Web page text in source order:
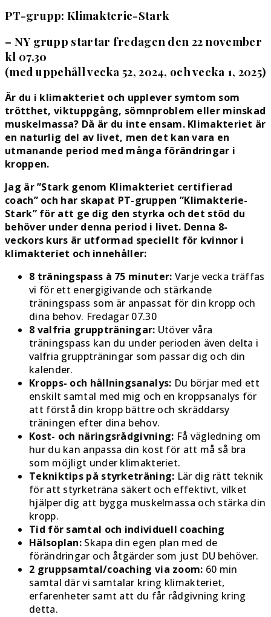
PT-grupp: Klimakterie-Stark
– NY grupp startar fredagen den 22 november
kl 07.30
(med uppehåll vecka 52, 2024, och vecka 1, 2025)
Är du i klimakteriet och upplever symtom som
trötthet, viktuppgång, sömnproblem eller minskad
muskelmassa? Då är du inte ensam. Klimakteriet är
en naturlig del av livet, men det kan vara en
utmanande period med många förändringar i
kroppen.
Jag är ”Stark genom Klimakteriet certifierad
coach” och har skapat PT-gruppen ”Klimakterie-
Stark” för att ge dig den styrka och det stöd du
behöver under denna period i livet. Denna 8-
veckors kurs är utformad speciellt för kvinnor i
klimakteriet och innehåller:
8 träningspass à 75 minuter: Varje vecka träffas
vi för ett energigivande och stärkande
träningspass som är anpassat för din kropp och
dina behov. Fredagar 07.30
8 valfria gruppträningar: Utöver våra
träningspass kan du under perioden även delta i
valfria gruppträningar som passar dig och din
kalender.
Kropps- och hållningsanalys: Du börjar med ett
enskilt samtal med mig och en kroppsanalys för
att förstå din kropp bättre och skräddarsy
träningen efter dina behov.
Kost- och näringsrådgivning: Få vägledning om
hur du kan anpassa din kost för att må så bra
som möjligt under klimakteriet.
Tekniktips på styrketräning: Lär dig rätt teknik
för att styrketräna säkert och effektivt, vilket
hjälper dig att bygga muskelmassa och stärka din
kropp.
Tid för samtal och individuell coaching
Hälsoplan: Skapa din egen plan med de
förändringar och åtgärder som just DU behöver.
2 gruppsamtal/coaching via zoom: 60 min
samtal där vi samtalar kring klimakteriet,
erfarenheter samt att du får rådgivning kring
detta.